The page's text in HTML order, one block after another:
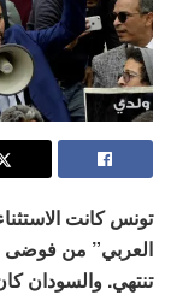
تونس كانت
العربي” من فوضى
تنتهي. والسودان